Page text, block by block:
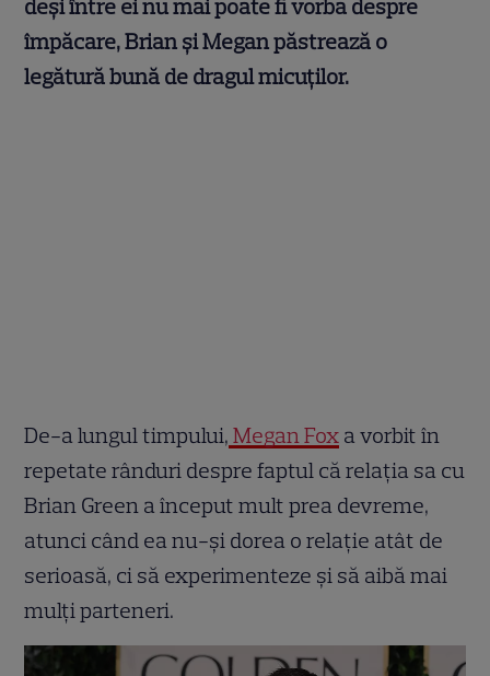
deși între ei nu mai poate fi vorba despre
împăcare, Brian și Megan păstrează o
legătură bună de dragul micuților.
De-a lungul timpului, Megan Fox a vorbit în
repetate rânduri despre faptul că relația sa cu
Brian Green a început mult prea devreme,
atunci când ea nu-și dorea o relație atât de
serioasă, ci să experimenteze și să aibă mai
mulți parteneri.